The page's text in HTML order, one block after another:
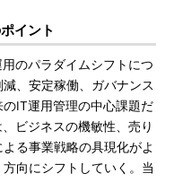
イント
のパラダイムシフトにつ
、安定稼働、ガバナンス
IT運用管理の中心課題だ
ビジネスの機敏性、売り
る事業戦略の具現化がよ
向にシフトしていく。当